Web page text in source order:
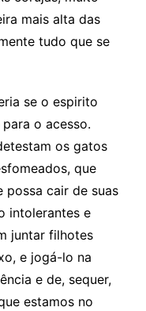
mais alta das
tudo que se
se o espirito
o acesso.
os gatos
que
possa cair de suas
intolerantes e
juntar filhotes
e jogá-lo na
e de, sequer,
estamos no